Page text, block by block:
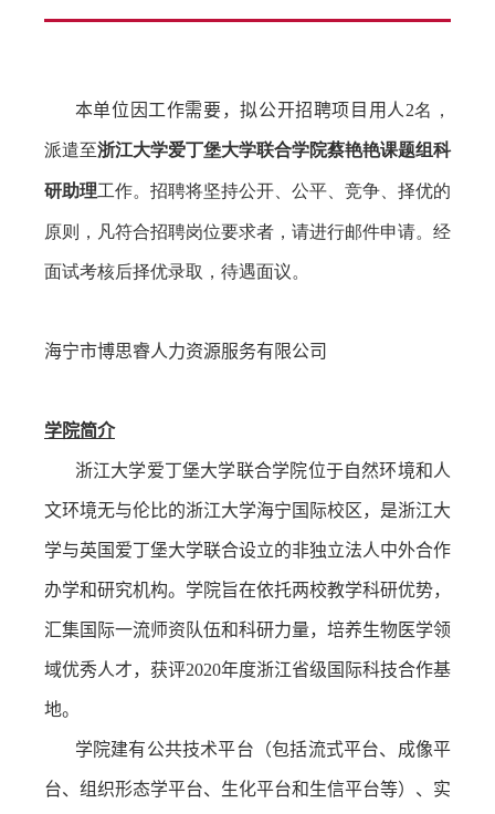
本单位因工作需要，拟公开招聘项目用人 2名 ，
派遣至浙江大学爱丁堡大学联合学院蔡艳艳课题组科
研助理工作。招聘将坚持公开、公平、竞争、择优的
原则，凡符合招聘岗位要求者，请进行邮件申请。经
面试考核后择优录取，待遇面议。
海宁市博思睿人力资源服务有限公司
学院简介
浙江大学爱丁堡大学联合学院位于自然环境和人
文环境无与伦比的浙江大学海宁国际校区，是浙江大
学与英国爱丁堡大学联合设立的非独立法人中外合作
办学和研究机构。学院旨在依托两校教学科研优势，
汇集国际一流师资队伍和科研力量，培养生物医学领
域优秀人才，获评2020年度浙江省级国际科技合作基
地。
学院建有公共技术平台（包括流式平台、成像平
台、组织形态学平台、生化平台和生信平台等）、实